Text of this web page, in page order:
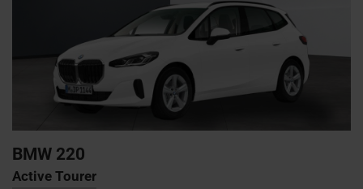
BMW 220
Active Tourer